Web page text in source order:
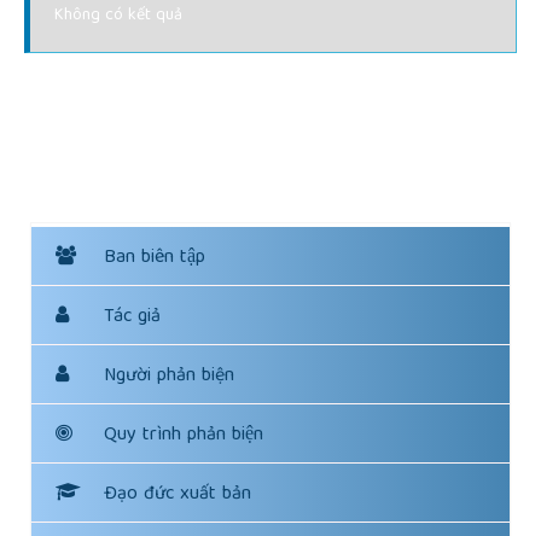
Không có kết quả
Ban biên tập
Tác giả
Người phản biện
Quy trình phản biện
Đạo đức xuất bản